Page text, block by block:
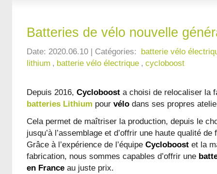
Batteries de vélo nouvelle
Date: 2020.06.10 | Catégories:
batterie vélo
lithium , batterie vélo électrique , cycloboost
Depuis 2016, Cycloboost a choisi de relocaliser la
batteries Lithium pour vélo dans ses propres
Cela permet de maîtriser la production, depuis le
jusqu’à l’assemblage et d’offrir une haute qualité
Grâce à l’expérience de l’équipe Cycloboost et la
fabrication, nous sommes capables d’offrir une
en France au juste prix.